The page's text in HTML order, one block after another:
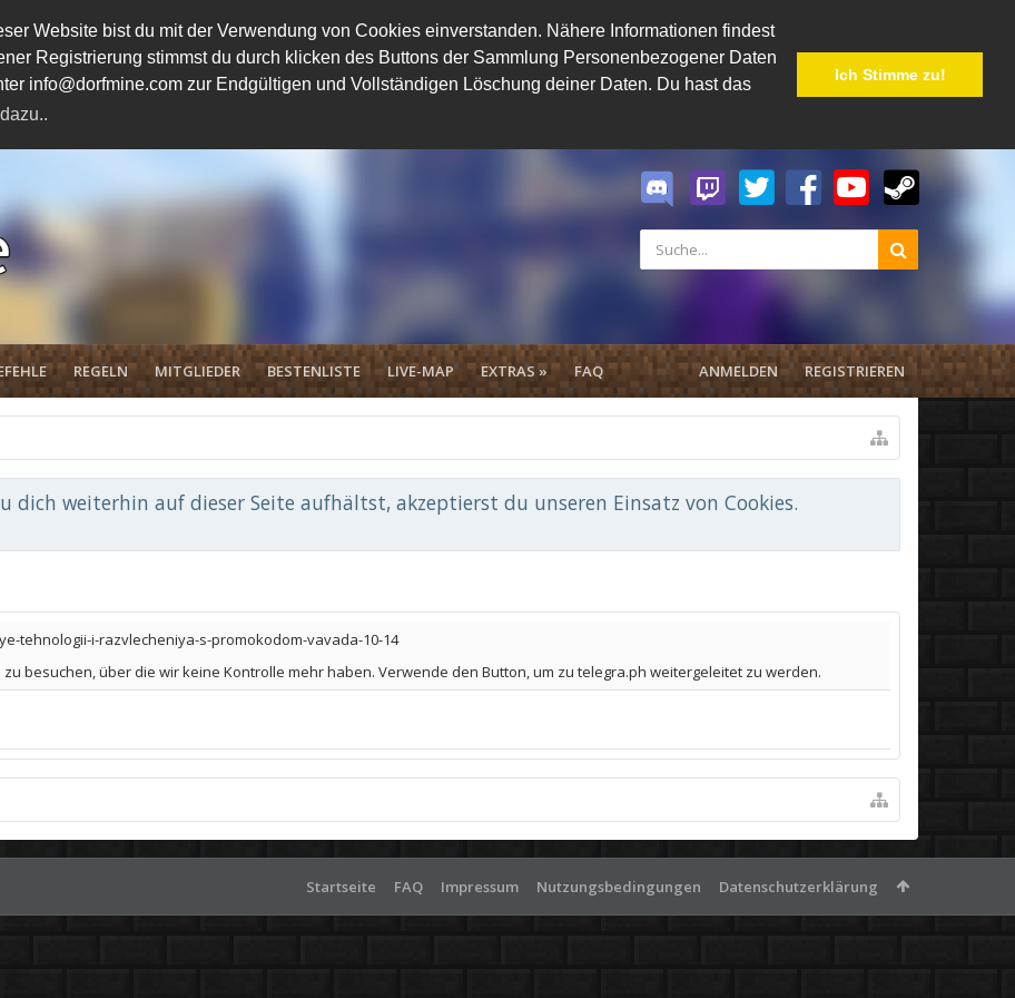
Website bist du mit der Verwendung von Cookies einverstanden. Nähere Informationen findest
Registrierung stimmst du durch klicken des Buttons der Sammlung Personenbezogener Daten
info@dorfmine.com zur Endgültigen und Vollständigen Löschung deiner Daten. Du hast das
Ich Stimme zu!
REGELN MITGLIEDER BESTENLISTE LIVE-MAP EXTRAS » FAQ ANMELDEN REGISTRIEREN
dich weiterhin auf dieser Seite aufhältst, akzeptierst du unseren Einsatz von Cookies.
tehnologii-i-razvlecheniya-s-promokodom-vavada-10-14
besuchen, über die wir keine Kontrolle mehr haben. Verwende den Button, um zu telegra.ph weitergeleitet zu werden.
Startseite FAQ Impressum Nutzungsbedingungen Datenschutzerklärung